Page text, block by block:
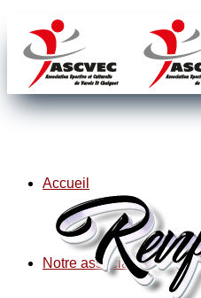
Accueil
Notre association